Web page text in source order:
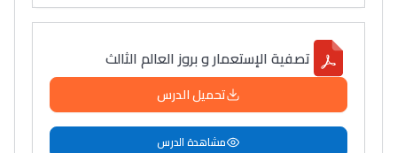
تصفية الإستعمار و بروز العالم الثالث
تحميل الدرس
مشاهدة الدرس